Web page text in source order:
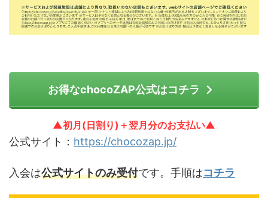
お得なchocoZAP公式はコチラ
▲初月(日割り)＋翌月分のお支払い▲
公式サイト： https://chocozap.jp/
入会は公式サイトのみ受付です。手順はコチラ